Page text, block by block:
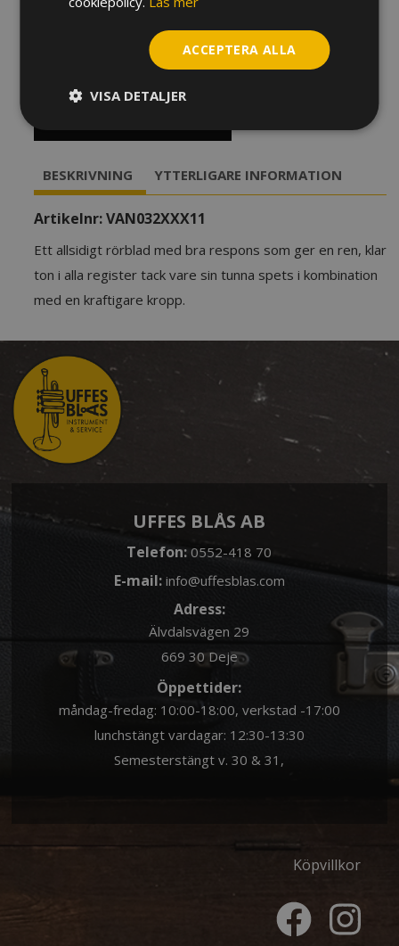
Basklarinett
mängd
BESKRIVNING YTTERLIGARE INFORMATION
Artikelnr:VAN032XXX11
Ett allsidigt rörblad med bra respons som ger en ren, klar
ton i alla register tack vare sin tunna spets i kombination
med en kraftigare kropp.
UFFES BLÅS AB
Telefon:0552-418 70
E-mail: info@uffesblas.com
Adress:
Älvdalsvägen 29
669 30 Deje
Öppettider:
måndag-fredag: 10:00-18:00, verkstad -17:00
lunchstängt vardagar: 12:30-13:30
Semesterstängt v. 30 & 31,
Köpvillkor
ACCEPTERA ALLA
VISA DETALJER